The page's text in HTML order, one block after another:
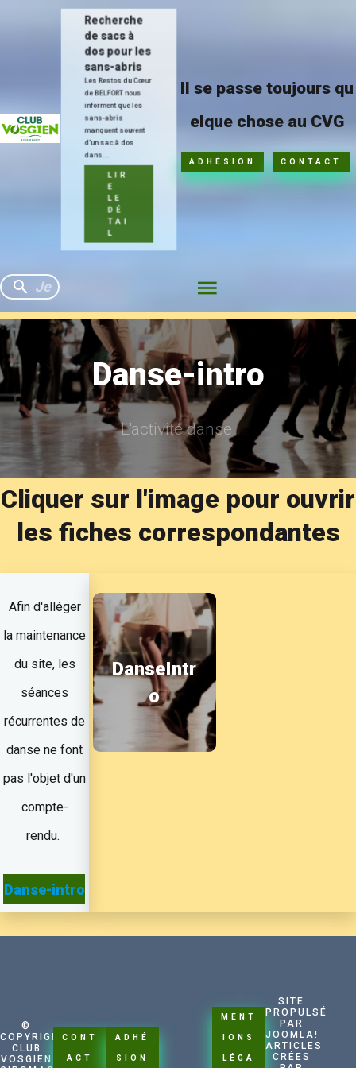
Il se passe toujours qu
elque chose au CVG
ADHÉSION CONTACT
Recherche
de sacs à
dos pour les
sans-abris
Les Restos du Cœur
de BELFORT nous
informent que les
sans-abris
manquent souvent
d'un sac à dos
dans...
LIR
E
LE
DÉ
TAI
L
Danse-intro
L'activité danse.
Cliquer sur l'image pour ouvrir
les fiches correspondantes
Afin d'alléger
la maintenance
du site, les
séances
récurrentes de
danse ne font
pas l'objet d'un
compte-
rendu.
Danse-intro
DanseIntr
o
©
COPYRIGHT
CLUB
VOSGIEN
CONT
ACT
ADHÉ
SION
MENT
IONS
LÉGA
SITE
PROPULSÉ
PAR
JOOMLA!
ARTICLES
CRÉES